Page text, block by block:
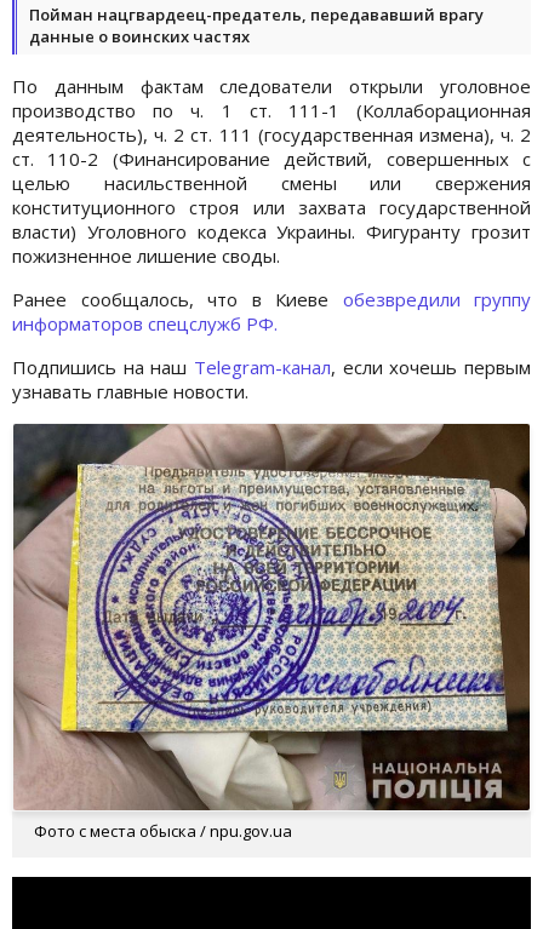
Пойман нацгвардеец-предатель, передававший врагу
данные о воинских частях
По данным фактам следователи открыли уголовное
производство по ч. 1 ст. 111-1 (Коллаборационная
деятельность), ч. 2 ст. 111 (государственная измена), ч. 2
ст. 110-2 (Финансирование действий, совершенных с
целью насильственной смены или свержения
конституционного строя или захвата государственной
власти) Уголовного кодекса Украины. Фигуранту грозит
пожизненное лишение своды.
Ранее сообщалось, что в Киеве обезвредили группу
информаторов спецслужб РФ.
Подпишись на наш Telegram-канал, если хочешь первым
узнавать главные новости.
Фото с места обыска / npu.gov.ua